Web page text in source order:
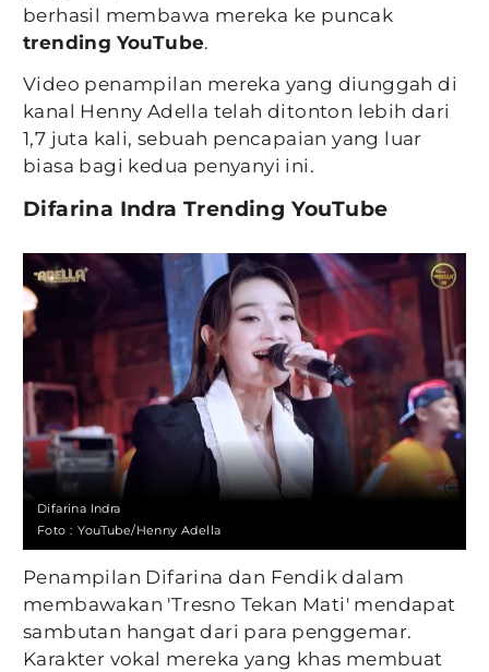
berhasil membawa mereka ke puncak
trending YouTube.
Video penampilan mereka yang diunggah di
kanal Henny Adella telah ditonton lebih dari
1,7 juta kali, sebuah pencapaian yang luar
biasa bagi kedua penyanyi ini.
Difarina Indra Trending YouTube
Difarina Indra
Foto : YouTube/Henny Adella
Penampilan Difarina dan Fendik dalam
membawakan 'Tresno Tekan Mati' mendapat
sambutan hangat dari para penggemar.
Karakter vokal mereka yang khas membuat